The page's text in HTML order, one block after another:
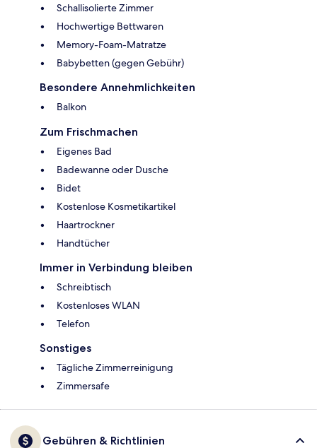
Schallisolierte Zimmer
Hochwertige Bettwaren
Memory-Foam-Matratze
Babybetten (gegen Gebühr)
Besondere Annehmlichkeiten
Balkon
Zum Frischmachen
Eigenes Bad
Badewanne oder Dusche
Bidet
Kostenlose Kosmetikartikel
Haartrockner
Handtücher
Immer in Verbindung bleiben
Schreibtisch
Kostenloses WLAN
Telefon
Sonstiges
Tägliche Zimmerreinigung
Zimmersafe
Gebühren & Richtlinien